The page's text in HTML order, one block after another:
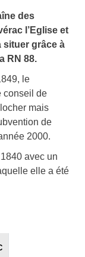
des
l’Eglise et
situer grâce à
RN 88.
le
conseil de
mais
de
2000.
avec un
elle a été